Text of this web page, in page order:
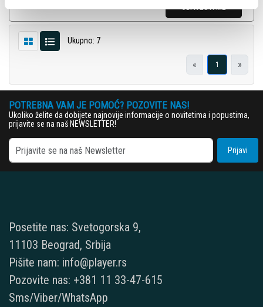
OBAVESTI ME
Ukupno: 7
« 1 »
POTREBNA VAM JE POMOĆ? POZOVITE NAS!
Ukoliko želite da dobijete najnovije informacije o novitetima i popustima,
prijavite se na naš NEWSLETTER!
Prijavi
Posetite nas: Svetogorska 9,
11103 Beograd, Srbija
Pišite nam: info@player.rs
Pozovite nas: +381 11 33-47-615
Sms/Viber/WhatsApp